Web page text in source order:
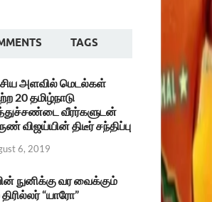
TAGS
அளவில் மெடல்கள்
20 தமிழ்நாடு
வீரர்களுடன்
விஜய்யின் திடீர் சந்திப்பு
6, 2019
நுனிக்கு வர வைக்கும்
“யாரோ”